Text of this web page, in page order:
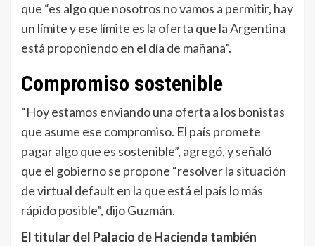
que “es algo que nosotros no vamos a permitir, hay
un límite y ese límite es la oferta que la Argentina
está proponiendo en el día de mañana”.
Compromiso sostenible
“Hoy estamos enviando una oferta a los bonistas
que asume ese compromiso. El país promete
pagar algo que es sostenible”, agregó, y señaló
que el gobierno se propone “resolver la situación
de virtual default en la que está el país lo más
rápido posible”, dijo Guzmán.
El titular del Palacio de Hacienda también